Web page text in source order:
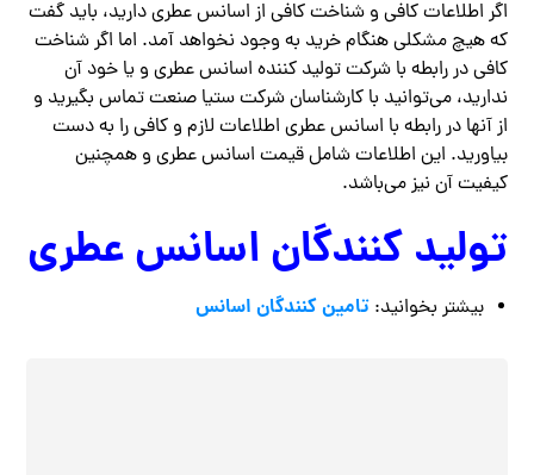
اگر اطلاعات کافی و شناخت کافی از اسانس عطری دارید، باید گفت
که هیچ مشکلی هنگام خرید به وجود نخواهد آمد. اما اگر شناخت
کافی در رابطه با شرکت تولید کننده اسانس عطری و یا خود آن
ندارید، می‌توانید با کارشناسان شرکت ستیا صنعت تماس بگیرید و
از آنها در رابطه با اسانس عطری اطلاعات لازم و کافی را به دست
بیاورید‌. این اطلاعات شامل قیمت اسانس عطری و همچنین
کیفیت آن نیز می‌باشد.
تولید کنندگان اسانس عطری
بیشتر بخوانید:تامین کنندگان اسانس